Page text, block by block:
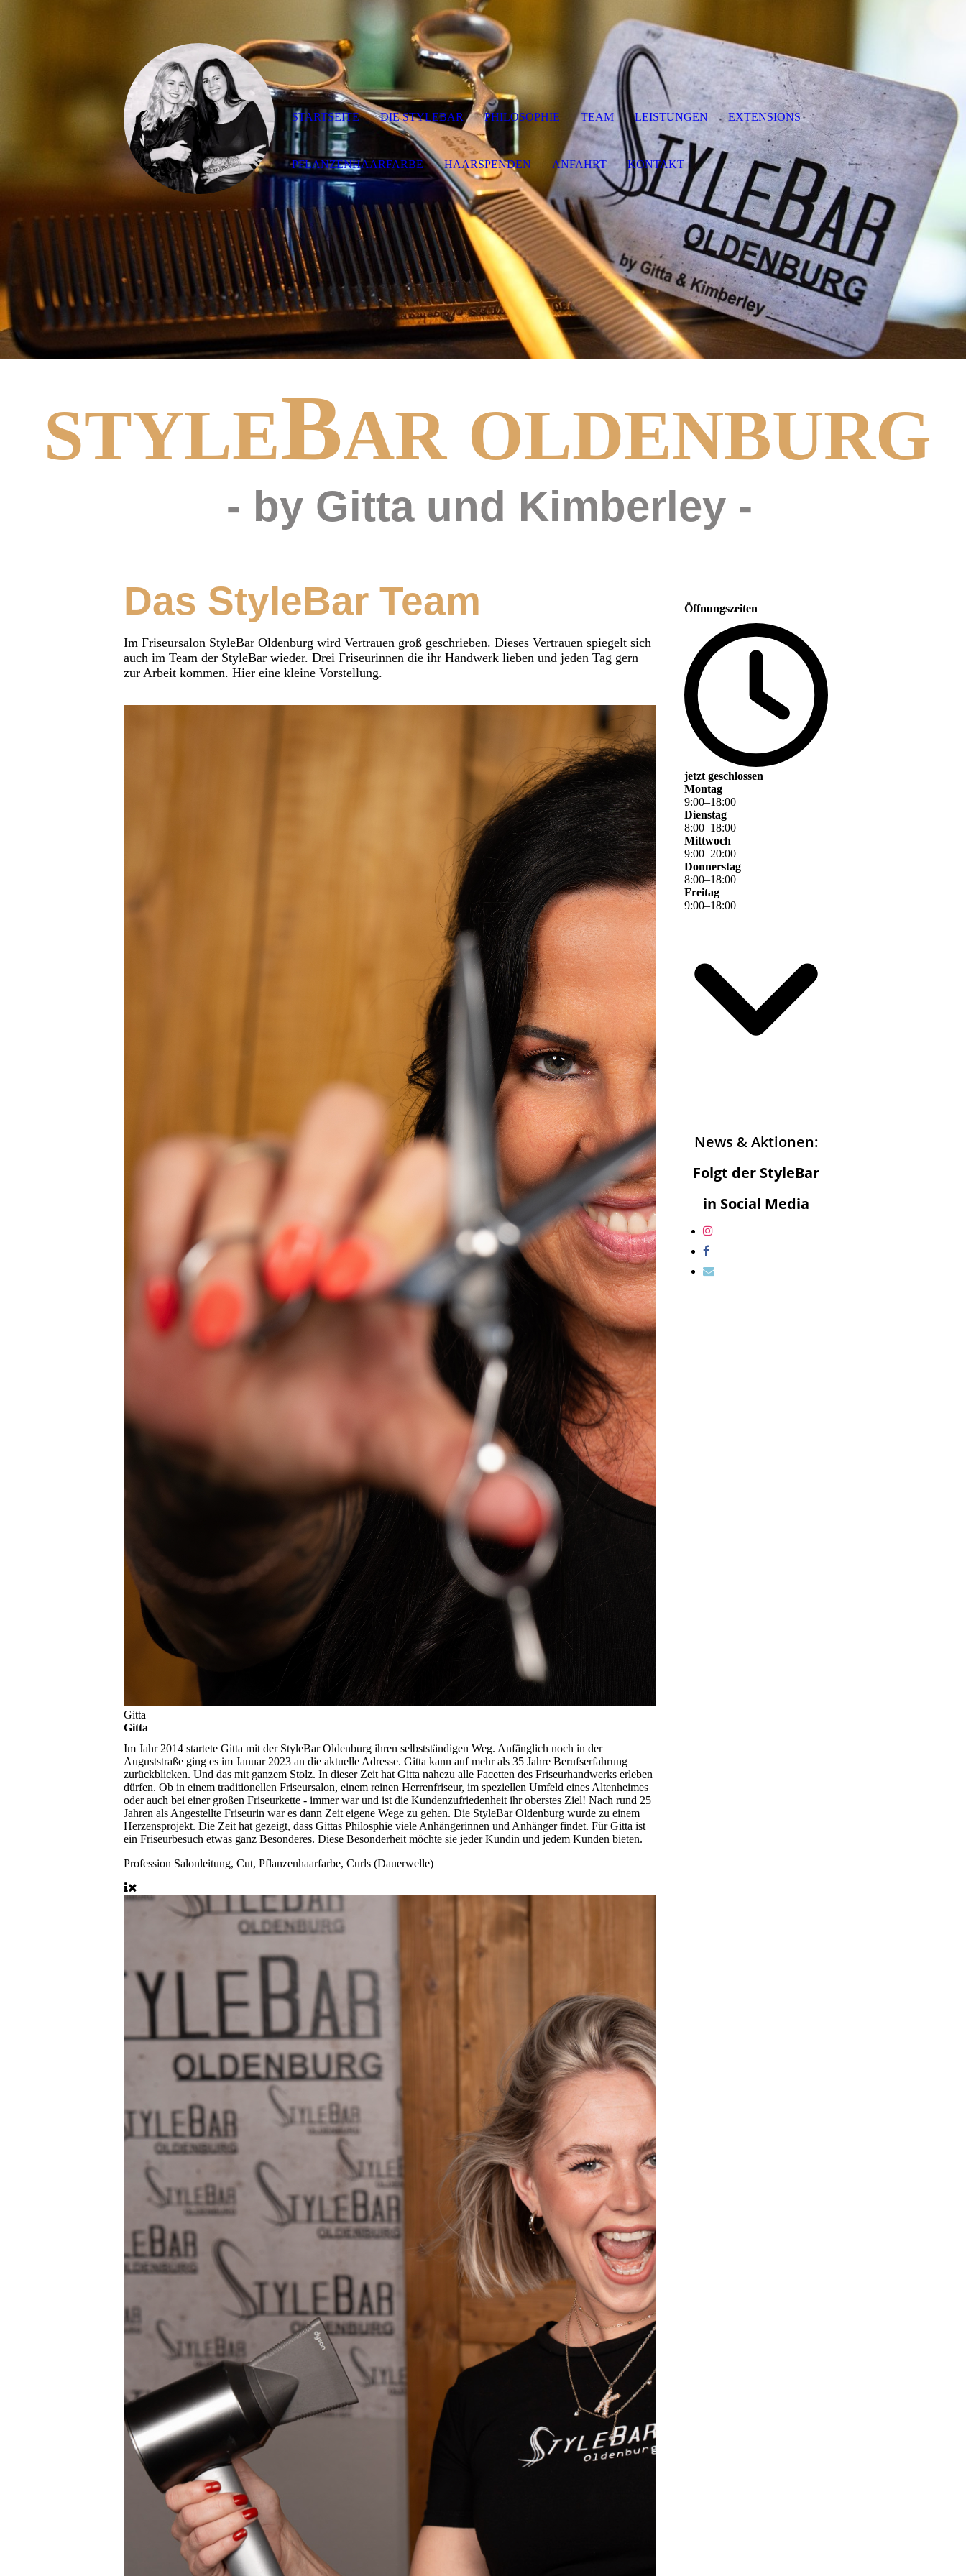
STYLEBAR OLDENBURG
- by Gitta und Kimberley -
Das StyleBar Team
Im Friseursalon StyleBar Oldenburg wird Vertrauen groß geschrieben. Dieses Vertrauen spiegelt sich
auch im Team der StyleBar wieder. Drei Friseurinnen die ihr Handwerk lieben und jeden Tag gern
zur Arbeit kommen. Hier eine kleine Vorstellung.
Gitta
Gitta
Im Jahr 2014 startete Gitta mit der StyleBar Oldenburg ihren selbstständigen Weg. Anfänglich noch in der
Auguststraße ging es im Januar 2023 an die aktuelle Adresse. Gitta kann auf mehr als 35 Jahre Berufserfahrung
zurückblicken. Und das mit ganzem Stolz. In dieser Zeit hat Gitta nahezu alle Facetten des Friseurhandwerks erleben
dürfen. Ob in einem traditionellen Friseursalon, einem reinen Herrenfriseur, im speziellen Umfeld eines Altenheimes
oder auch bei einer großen Friseurkette - immer war und ist die Kundenzufriedenheit ihr oberstes Ziel! Nach rund 25
Jahren als Angestellte Friseurin war es dann Zeit eigene Wege zu gehen. Die StyleBar Oldenburg wurde zu einem
Herzensprojekt. Die Zeit hat gezeigt, dass Gittas Philosphie viele Anhängerinnen und Anhänger findet. Für Gitta ist
ein Friseurbesuch etwas ganz Besonderes. Diese Besonderheit möchte sie jeder Kundin und jedem Kunden bieten.
Profession Salonleitung, Cut, Pflanzenhaarfarbe, Curls (Dauerwelle)
Öffnungszeiten
jetzt geschlossen
Montag
9:00–18:00
Dienstag
8:00–18:00
Mittwoch
9:00–20:00
Donnerstag
8:00–18:00
Freitag
9:00–18:00
News & Aktionen:
Folgt der StyleBar
in Social Media
STARTSEITE DIE STYLEBAR PHILOSOPHIE TEAM LEISTUNGEN EXTENSIONS
PFLANZENHAARFARBE HAARSPENDEN ANFAHRT KONTAKT